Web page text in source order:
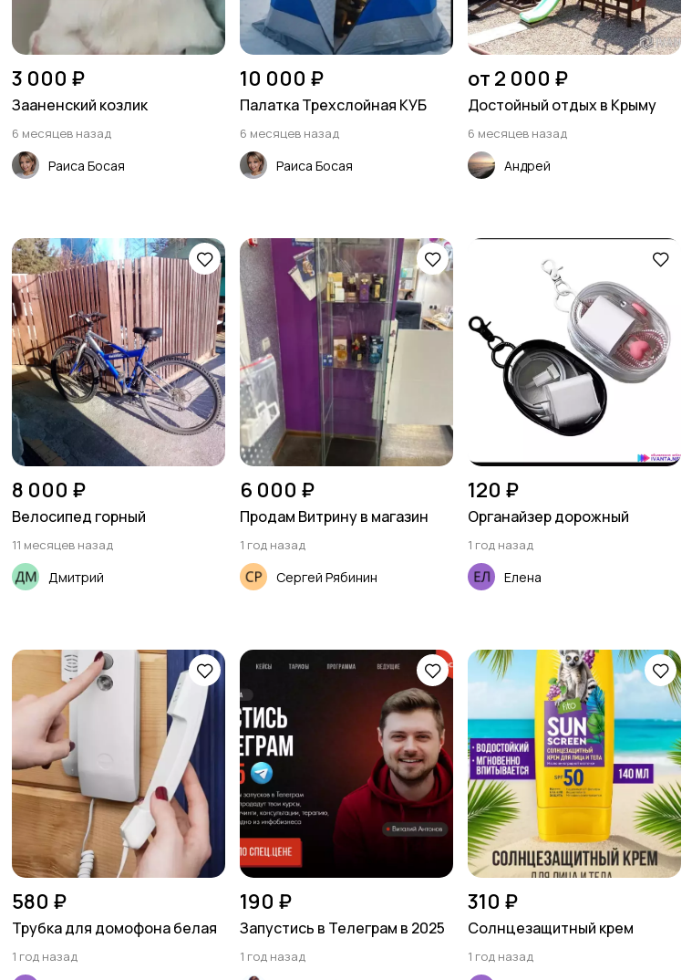
3 000 ₽
Зааненский козлик
6 месяцев назад
Раиса Босая
10 000 ₽
Палатка Трехслойная КУБ
6 месяцев назад
Раиса Босая
от 2 000 ₽
Достойный отдых в Крыму
6 месяцев назад
Андрей
8 000 ₽
Велосипед горный
11 месяцев назад
Дмитрий
6 000 ₽
Продам Витрину в магазин
1 год назад
Сергей Рябинин
120 ₽
Органайзер дорожный
1 год назад
Елена
580 ₽
Трубка для домофона белая
1 год назад
190 ₽
Запустись в Телеграм в 2025
1 год назад
310 ₽
Солнцезащитный крем
1 год назад